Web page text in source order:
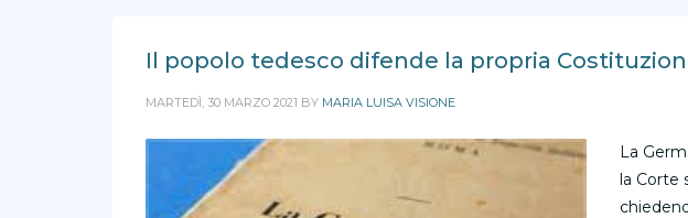
Il popolo tedesco difende la propria
MARTEDÌ, 30 MARZO 2021 BY MARIA LUISA VISIONE
La
la Corte